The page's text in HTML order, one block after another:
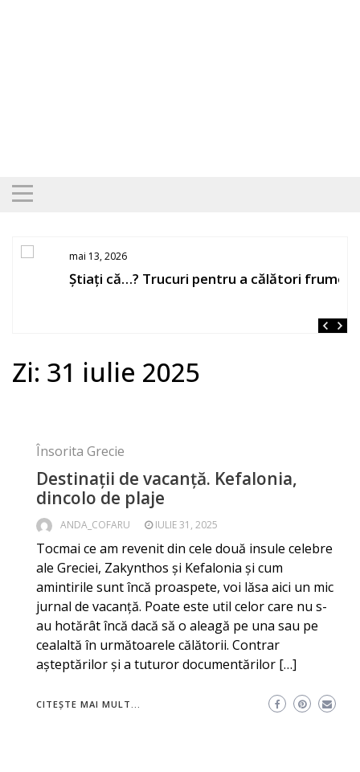
mai 13, 2026
Știați că…? Trucuri pentru a călători frumos
Zi: 31 iulie 2025
Însorita Grecie
Destinații de vacanță. Kefalonia,
dincolo de plaje
ANDA_COFARU IULIE 31, 2025
Tocmai ce am revenit din cele două insule celebre
ale Greciei, Zakynthos și Kefalonia și cum
amintirile sunt încă proaspete, voi lăsa aici un mic
jurnal de vacanță. Poate este util celor care nu s-
au hotărât încă dacă să o aleagă pe una sau pe
cealaltă în următoarele călătorii. Contrar
așteptărilor și a tuturor documentărilor […]
CITEȘTE MAI MULT...